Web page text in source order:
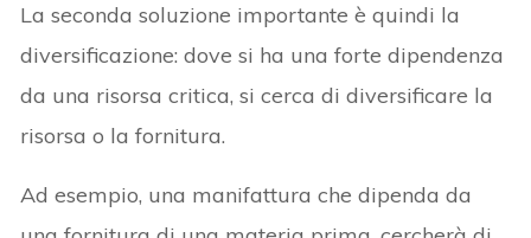
La seconda soluzione importante è quindi la
diversificazione: dove si ha una forte dipendenza
da una risorsa critica, si cerca di diversificare la
risorsa o la fornitura.
Ad esempio, una manifattura che dipenda da